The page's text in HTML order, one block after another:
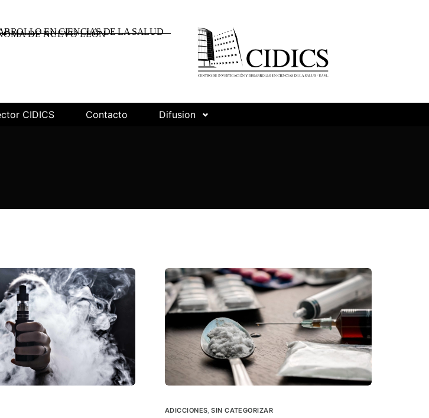
DE NUEVO LEÓN
EN CIENCIAS DE LA SALUD
CIDICS Contacto Difusion
ADICCIONES,SIN CATEGORIZAR